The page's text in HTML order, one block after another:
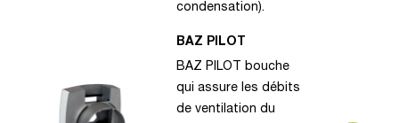
condensation).
BAZ PILOT
BAZ PILOT bouche
qui assure les débits
de ventilation du